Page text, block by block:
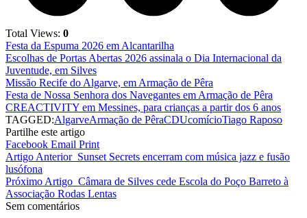
Total Views: 0
Festa da Espuma 2026 em Alcantarilha
Escolhas de Portas Abertas 2026 assinala o Dia Internacional da
Juventude, em Silves
Missão Recife do Algarve, em Armação de Pêra
Festa de Nossa Senhora dos Navegantes em Armação de Pêra
CREACTIVITY em Messines, para crianças a partir dos 6 anos
TAGGED:AlgarveArmação de PêraCDUcomícioTiago Raposo
Partilhe este artigo
Facebook Email Print
Artigo Anterior Sunset Secrets encerram com música jazz e fusão
lusófona
Próximo Artigo Câmara de Silves cede Escola do Poço Barreto à
Associação Rodas Lentas
Sem comentários